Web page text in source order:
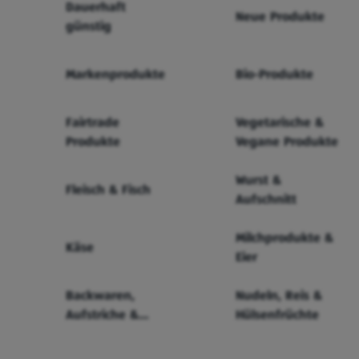
Dauerhaft
günstig
Neue Produkte
Markenprodukte Bio-Produkte
Fairtrade
Produkte
Vegetarische &
Vegane Produkte
Fleisch & Fisch
Wurst &
Aufschnitt
Käse
Milchprodukte &
Eier
Backwaren,
Aufstriche &
Nudeln, Reis &
Hülsenfrüchte